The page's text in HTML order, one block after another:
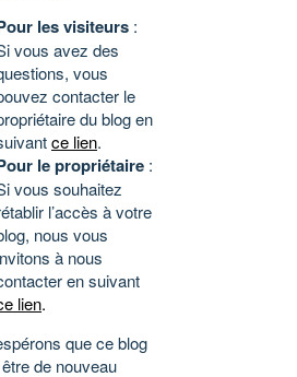
les visiteurs :
vous avez des
vous
contacter le
du blog en
ce lien.
le propriétaire :
vous souhaitez
l’accès à votre
nous vous
à nous
en suivant
lien.
que ce blog
de nouveau